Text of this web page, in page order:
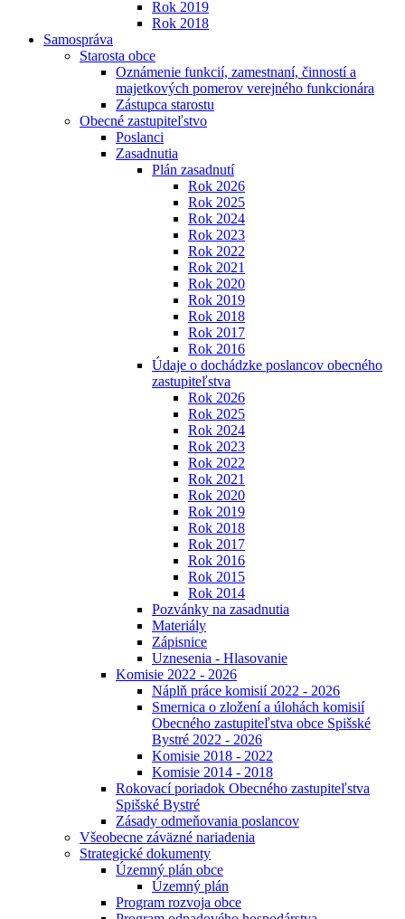
Rok 2019
Rok 2018
Samospráva
Starosta obce
Oznámenie funkcií, zamestnaní, činností a
majetkových pomerov verejného funkcionára
Zástupca starostu
Obecné zastupiteľstvo
Poslanci
Zasadnutia
Plán zasadnutí
Rok 2026
Rok 2025
Rok 2024
Rok 2023
Rok 2022
Rok 2021
Rok 2020
Rok 2019
Rok 2018
Rok 2017
Rok 2016
Údaje o dochádzke poslancov obecného
zastupiteľstva
Rok 2026
Rok 2025
Rok 2024
Rok 2023
Rok 2022
Rok 2021
Rok 2020
Rok 2019
Rok 2018
Rok 2017
Rok 2016
Rok 2015
Rok 2014
Pozvánky na zasadnutia
Materiály
Zápisnice
Uznesenia - Hlasovanie
Komisie 2022 - 2026
Náplň práce komisií 2022 - 2026
Smernica o zložení a úlohách komisií
Obecného zastupiteľstva obce Spišské
Bystré 2022 - 2026
Komisie 2018 - 2022
Komisie 2014 - 2018
Rokovací poriadok Obecného zastupiteľstva
Spišské Bystré
Zásady odmeňovania poslancov
Všeobecne záväzné nariadenia
Strategické dokumenty
Územný plán obce
Územný plán
Program rozvoja obce